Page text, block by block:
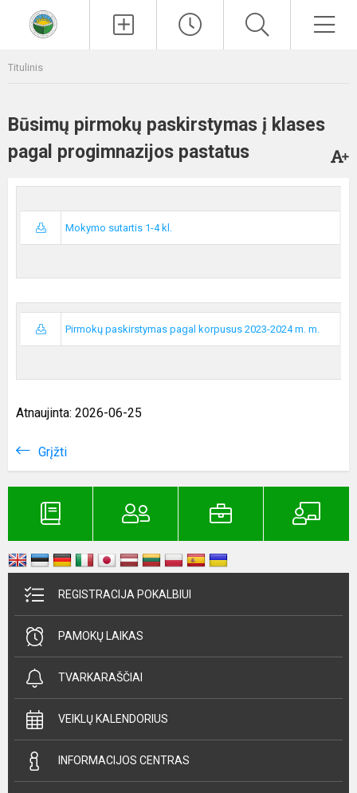
Titulinis
Būsimų pirmokų paskirstymas į klases
pagal progimnazijos pastatus
Mokymo sutartis 1-4 kl.
Pirmokų paskirstymas pagal korpusus 2023-2024 m. m.
Atnaujinta: 2026-06-25
Grįžti
REGISTRACIJA POKALBIUI
PAMOKŲ LAIKAS
TVARKARAŠČIAI
VEIKLŲ KALENDORIUS
INFORMACIJOS CENTRAS